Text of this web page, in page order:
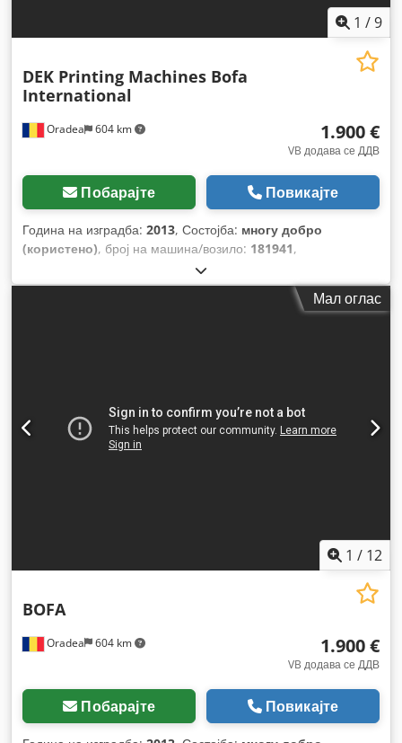
1 /9
Oradea 604 km
DEK Printing Machines Bofa
International
1.900 €
VB додава се ДДВ
Побарајте Повикајте
Година на изградба: 2013, Состојба: многу добро
(користено), број на машина/возило: 181941,
Мал оглас
1 / 12
Oradea 604 km
BOFA
1.900 €
VB додава се ДДВ
Побарајте Повикајте